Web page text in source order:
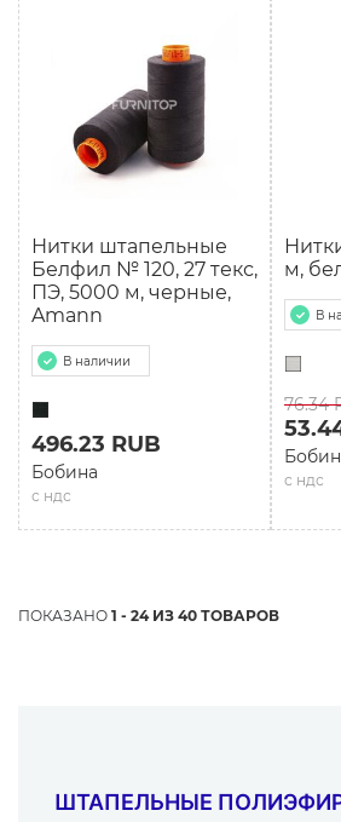
Нитки штапельные
Белфил № 120, 27 текс,
ПЭ, 5000 м, черные,
Amann
В наличии
с ндс
496.23 RUB
Бобина
м,
В
76.34
с ндс
ПОКАЗАНО 1 - 24 ИЗ 40 ТОВАРОВ
ШТАПЕЛЬНЫЕ